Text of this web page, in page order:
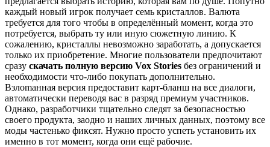
каждый новый игрок получает семь кристаллов. Валюта
требуется для того чтобы в определённый момент, когда это
потребуется, выбрать ту или иную сюжетную линию. К
сожалению, кристаллы невозможно заработать, а допускается
только их приобретение. Многие пользователи предпочитают
сразу скачать полную версию Vox Stories без ограничений и
необходимости что-либо покупать дополнительно.
Взлоmанная версия предоставит карт-бланш на все диалоги,
автоматически переводя вас в разряд премиум участников.
Однако, разработчики тщательно следят за безопасностью
своего продукта, заодно и наших личных данных, поэтому все
моды частенько фиксят. Нужно просто успеть установить их
именно в тот момент, когда они ещё рабочие.